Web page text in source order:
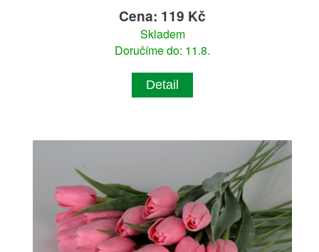
Cena: 119 Kč
Skladem
Doručíme do: 11.8.
Detail